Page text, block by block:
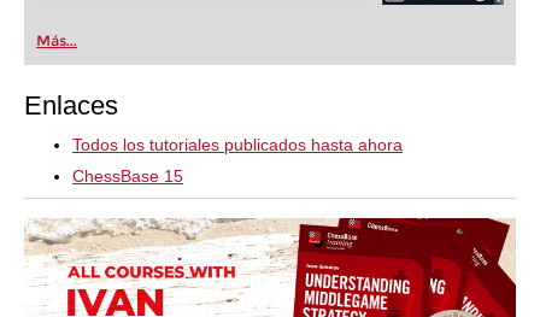
Más...
Enlaces
Todos los tutoriales publicados hasta ahora
ChessBase 15